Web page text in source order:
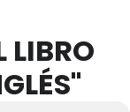
LIBRO